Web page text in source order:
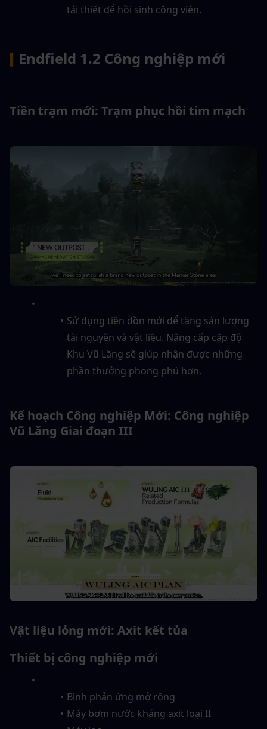
tái thiết để hồi sinh công viên.
Endfield 1.2 Công nghiệp mới
Tiền trạm mới: Trạm phục hồi tim mạch
Sử dụng tiền đồn mới để tăng sản lượng
tài nguyên và vật liệu. Nâng cấp cấp độ
Khu Vũ Lăng sẽ giúp nhận được những
phần thưởng phong phú hơn.
Kế hoạch Công nghiệp Mới: Công nghiệp
Vũ Lăng Giai đoạn III
Vật liệu lỏng mới: Axit kết tủa
Thiết bị công nghiệp mới
Bình phản ứng mở rộng
Máy bơm nước kháng axit loại II